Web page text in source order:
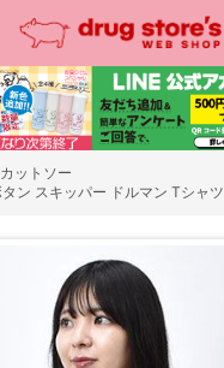
カットソー
タン スキッパー ドルマン Tシャツ